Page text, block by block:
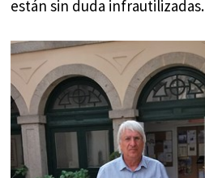
están sin duda infrautilizadas.